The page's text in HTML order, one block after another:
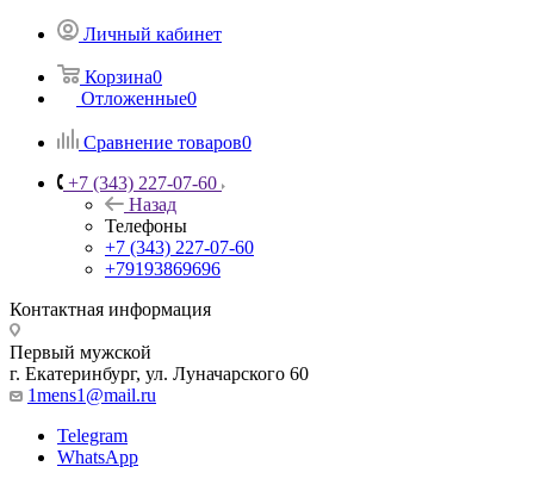
Личный кабинет
Корзина0
Отложенные0
Сравнение товаров0
+7 (343) 227-07-60
Назад
Телефоны
+7 (343) 227-07-60
+79193869696
Контактная информация
Первый мужской
г. Екатеринбург, ул. Луначарского 60
1mens1@mail.ru
Telegram
WhatsApp